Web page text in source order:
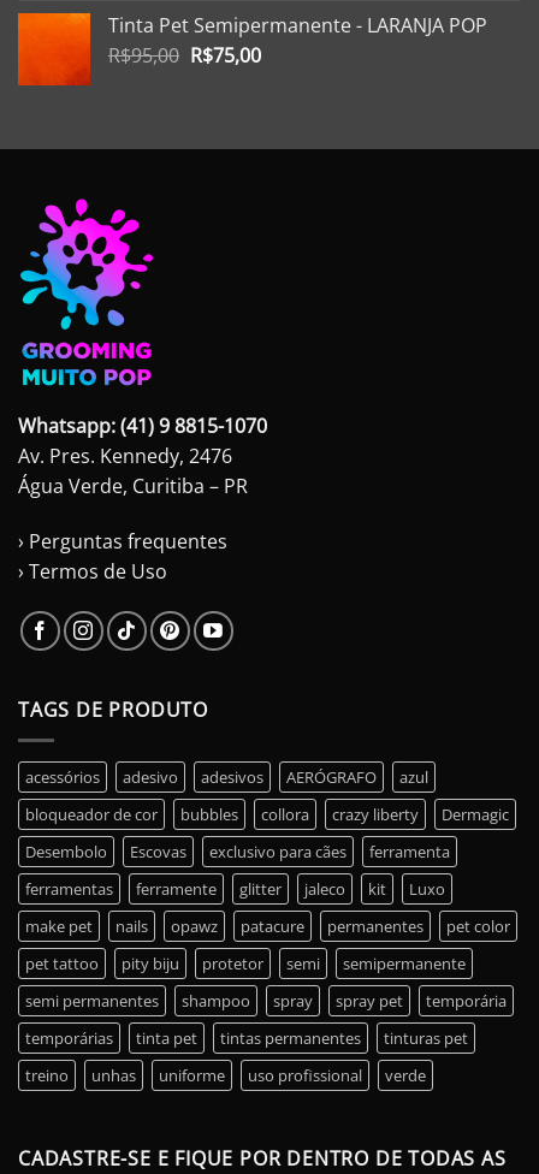
Tinta Pet Semipermanente - LARANJA POP
R$95,00 O
R$95,00.
R$75,00O
R$75,00.
Whatsapp: (41) 9 8815-1070
Av. Pres. Kennedy, 2476
Água Verde, Curitiba – PR
› Perguntas frequentes
› Termos de Uso
TAGS DE PRODUTO
acessórios adesivo adesivos AERÓGRAFO
azul
bloqueador de cor
bubbles collora crazy liberty
Dermagic
Desembolo
Escovas exclusivo para cães
ferramenta
ferramentas
ferramente glitter jaleco kit
Luxo
make pet
nails opawz patacure permanentes
pet color
pet tattoo
pity biju protetor semi
semipermanente
semi permanentes
shampoo spray spray pet
temporária
temporárias
tinta pet tintas permanentes
tinturas pet
treino
unhas uniforme uso profissional verde
CADASTRE-SE E FIQUE POR DENTRO DE TODAS AS